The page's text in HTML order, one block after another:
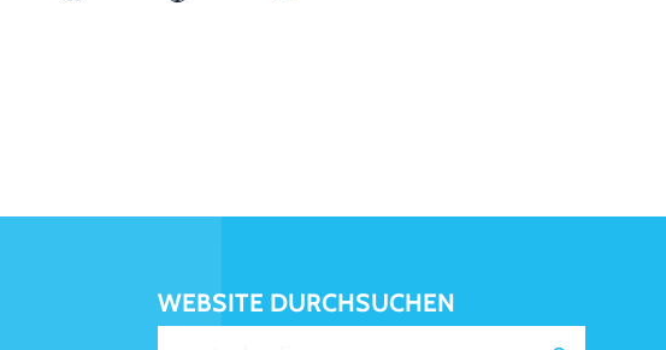
WEBSITE DURCHSUCHEN